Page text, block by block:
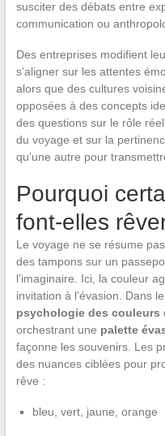
susciter des débats entre
communication ou
Des entreprises modifient
s’aligner sur les attentes
alors que des cultures
opposées à des concepts
des questions sur le rôle
du voyage et sur la
qu’une autre pour
Pourquoi
font-elles
Le voyage ne se résume
des tampons sur un
l’imaginaire. Ici, la couleur
invitation à l’évasion. Dans
psychologie des couleurs
orchestrant une palette
façonne les souvenirs. Les
des nuances ciblées pour
rêve :
bleu, vert, jaune, orange